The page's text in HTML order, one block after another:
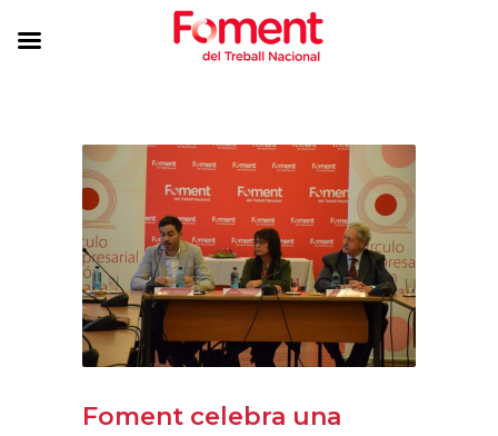
Foment celebra una